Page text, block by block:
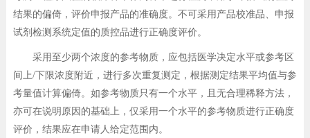
结果的偏倚，评价申报产品的准确度。不可采用产品校准品、申报
试剂检测系统定值的质控品进行正确度评价。
采用至少两个浓度的参考物质，应包括医学决定水平或参考区
间上/下限浓度附近，进行多次重复测定，根据测定结果平均值与参
考量值计算偏倚。如参考物质只有一个水平，且无合理稀释方法，
亦可在说明原因的基础上，仅采用一个水平的参考物质进行正确度
评价，结果应在申请人给定范围内。